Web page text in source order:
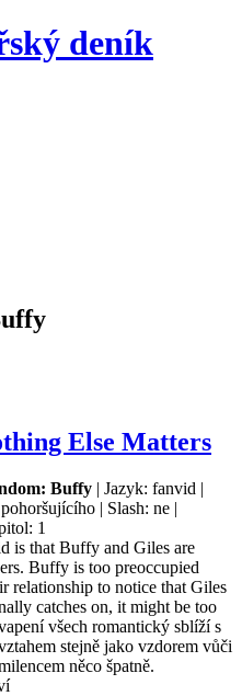
deník
Else Matters
Buffy | Jazyk: fanvid |
| Slash: ne |
1
is that Buffy and Giles are
Buffy is too preoccupied
relationship to notice that Giles
catches on, it might be too
všech romantický sblíží s
stejně jako vzdorem vůči
něco špatně.